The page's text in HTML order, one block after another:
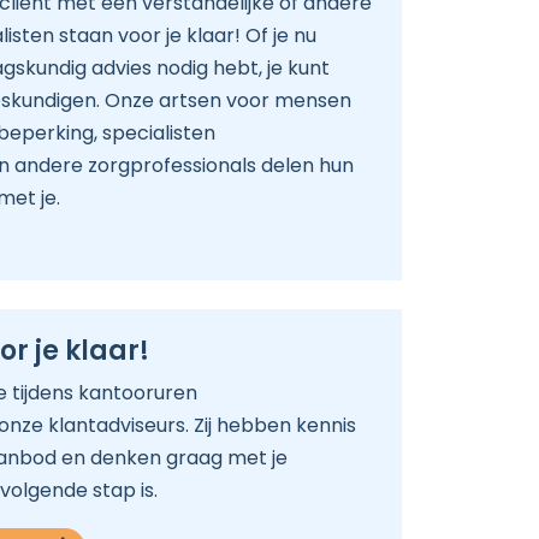
met een verstandelijke of andere
staan voor je klaar! Of je nu
advies nodig hebt, je kunt
Onze artsen voor mensen
specialisten
andere zorgprofessionals delen hun
je.
je klaar!
tijdens kantooruren
klantadviseurs. Zij hebben kennis
en denken graag met je
stap is.